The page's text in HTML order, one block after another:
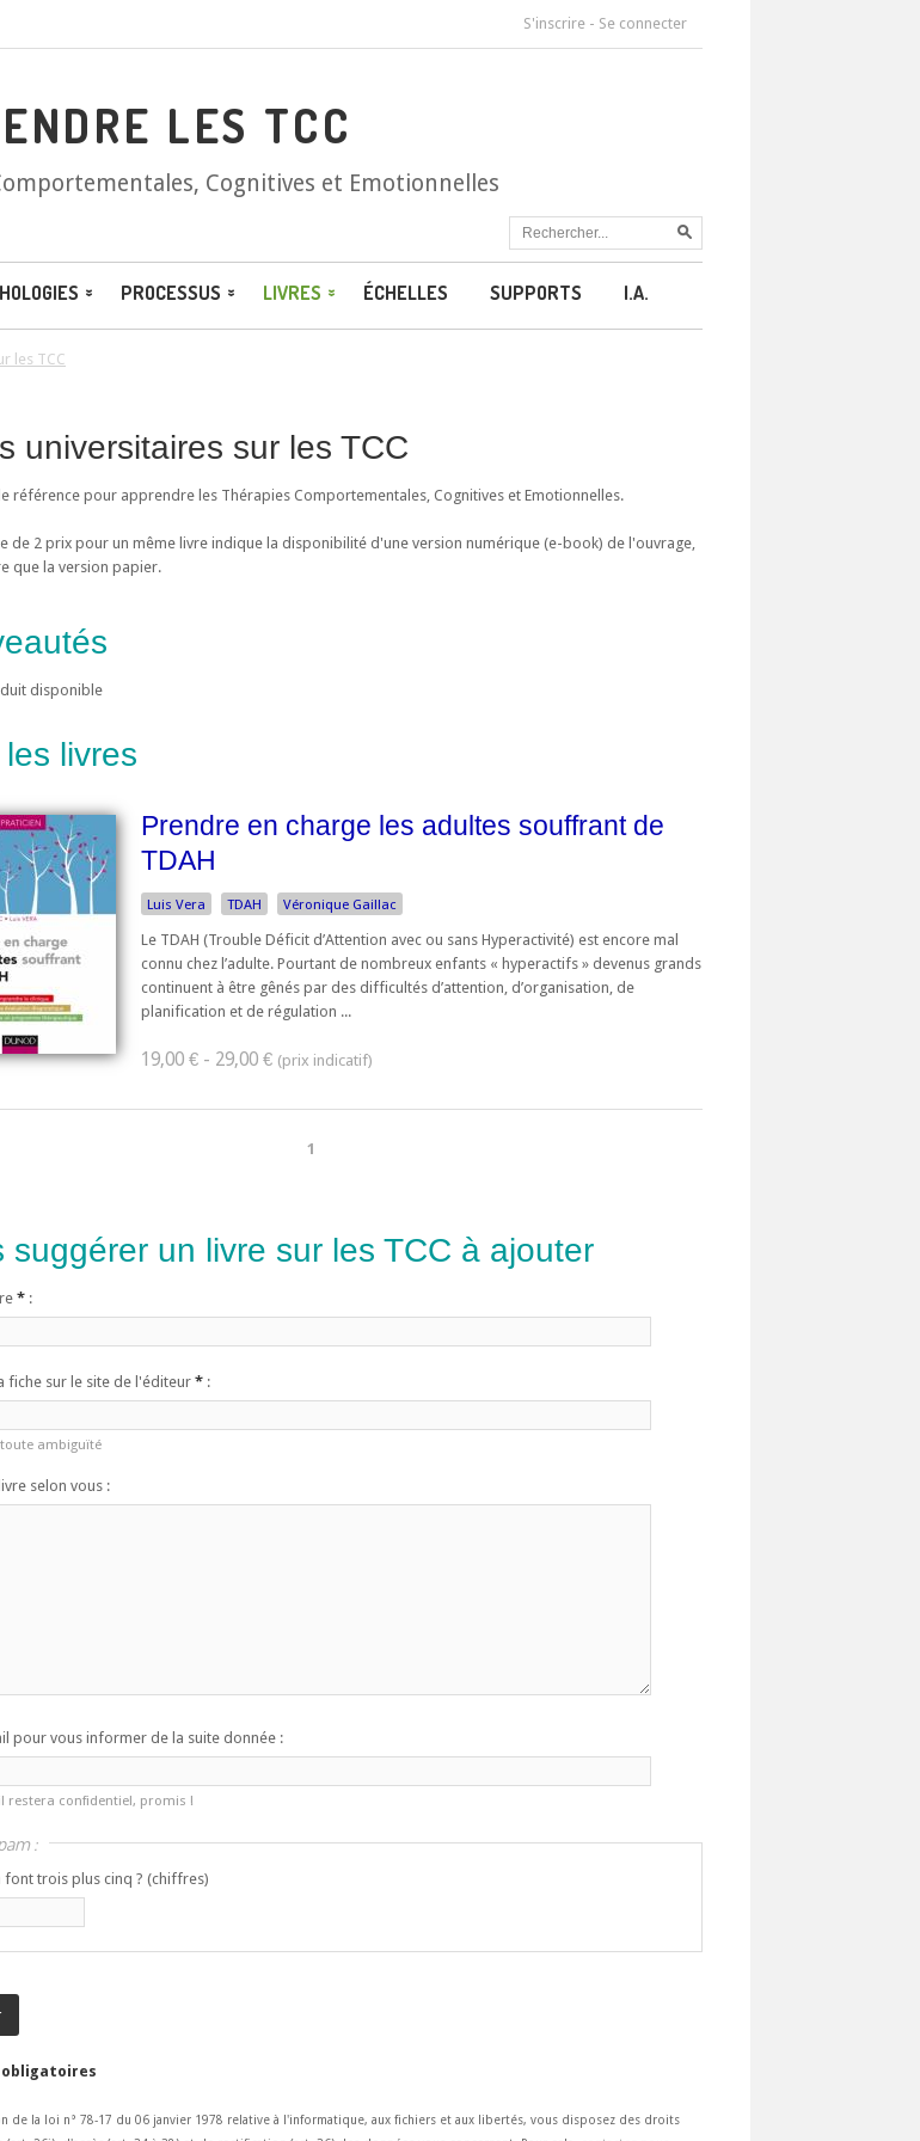
S'inscrire - Se connecter
LES TCC
Cognitives et Emotionnelles
PROCESSUS LIVRES ÉCHELLES SUPPORTS I.A.
les TCC
universitaires sur les TCC
référence pour apprendre les Thérapies Comportementales, Cognitives et Emotionnelles.
de 2 prix pour un même livre indique la disponibilité d'une version numérique (e-book) de l'ouvrage,
que la version papier.
disponible
livres
Prendre en charge les adultes souffrant de
TDAH
Luis Vera TDAH Véronique Gaillac
Le TDAH (Trouble Déficit d’Attention avec ou sans Hyperactivité) est encore mal
connu chez l’adulte. Pourtant de nombreux enfants « hyperactifs » devenus grands
continuent à être gênés par des difficultés d’attention, d’organisation, de
planification et de régulation ...
19,00 € - 29,00 €
1
suggérer un livre sur les TCC à ajouter
* :
fiche sur le site de l'éditeur * :
ambiguïté
selon vous :
pour vous informer de la suite donnée :
restera confidentiel, promis !
:
font trois plus cinq ? (chiffres)
obligatoires
de la loi n° 78-17 du 06 janvier 1978 relative à l'informatique, aux fichiers et aux libertés, vous disposez des droits